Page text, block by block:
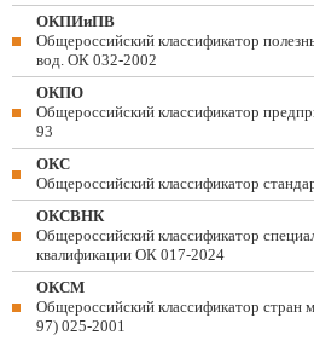
ОКПИиПВ
Общероссийский классификатор
вод. ОК 032-2002
ОКПО
Общероссийский классификатор
93
ОКС
Общероссийский классификатор
ОКСВНК
Общероссийский классификатор
квалификации ОК 017-2024
ОКСМ
Общероссийский классификатор
97) 025-2001